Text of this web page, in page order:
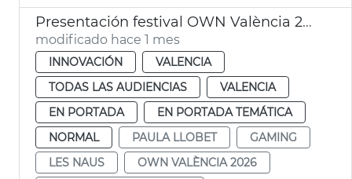
Presentación festival OWN València 2026 entretenimiento digital
modificado hace 1 mes
INNOVACIÓN
VALENCIA
TODAS LAS AUDIENCIAS
VALENCIA
EN PORTADA
EN PORTADA TEMÁTICA
NORMAL
PAULA LLOBET
GAMING
LES NAUS
OWN VALÈNCIA 2026